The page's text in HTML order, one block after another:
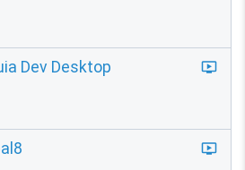
Dev Desktop